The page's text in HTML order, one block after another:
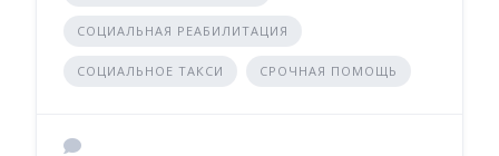
СОЦИАЛЬНАЯ РЕАБИЛИТАЦИЯ
СОЦИАЛЬНОЕ ТАКСИ СРОЧНАЯ ПОМОЩЬ